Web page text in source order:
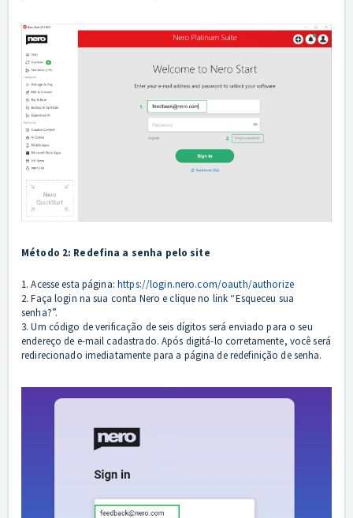
Método 2: Redefina a senha pelo site
1. Acesse esta página: https://login.nero.com/oauth/authorize
2. Faça login na sua conta Nero e clique no link “Esqueceu sua
senha?”.
3. Um código de verificação de seis dígitos será enviado para o seu
endereço de e-mail cadastrado. Após digitá-lo corretamente, você será
redirecionado imediatamente para a página de redefinição de senha.